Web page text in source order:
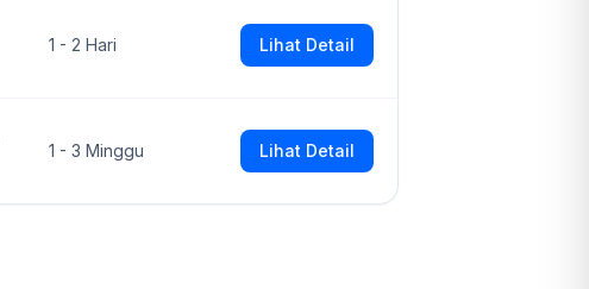
1 - 2 Hari Lihat Detail
1 - 3 Minggu Lihat Detail